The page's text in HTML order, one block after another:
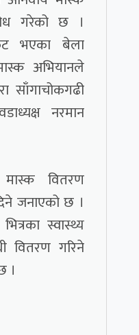
गरेको छ ।
भएका बेला
अभियानले
साँगाचोकगढी
नरमान
वितरण
जनाएको छ ।
स्वास्थ्य
वितरण गरिने
।